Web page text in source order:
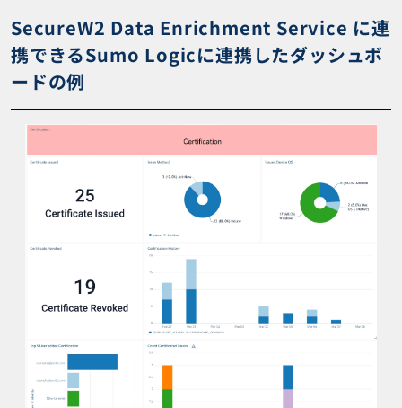
SecureW2 Data Enrichment Service に連
携できるSumo Logicに連携したダッシュボ
ードの例